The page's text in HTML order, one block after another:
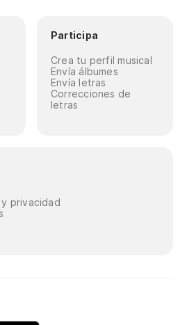
Participa
Crea tu perfil musical
Envía álbumes
Envía letras
Correcciones de
letras
privacidad